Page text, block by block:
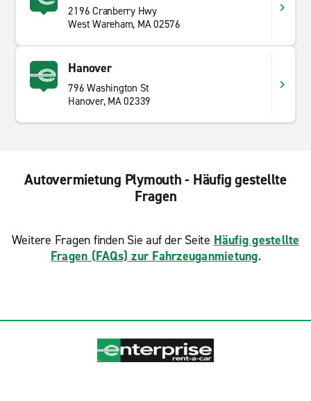
2196 Cranberry Hwy
West Wareham, MA 02576
Hanover
796 Washington St
Hanover, MA 02339
Autovermietung Plymouth - Häufig gestellte
Fragen
Weitere Fragen finden Sie auf der Seite Häufig gestellte
Fragen (FAQs) zur Fahrzeuganmietung.